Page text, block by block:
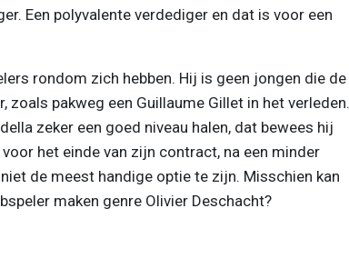
Een polyvalente verdediger en dat is voor een
rondom zich hebben. Hij is geen jongen die de
zoals pakweg een Guillaume Gillet in het verleden.
zeker een goed niveau halen, dat bewees hij
het einde van zijn contract, na een minder
de meest handige optie te zijn. Misschien kan
maken genre Olivier Deschacht?